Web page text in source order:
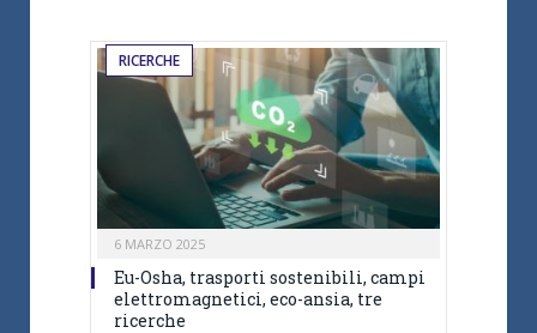
RICERCHE
6 MARZO 2025
Eu-Osha, trasporti sostenibili, campi
elettromagnetici, eco-ansia, tre
ricerche